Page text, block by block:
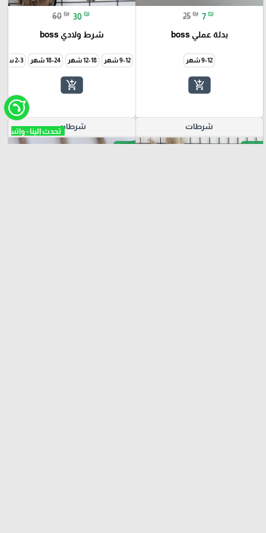
25 ₪ 7 ₪
بدلة عملي boss
9-12 شهر
add_shopping_cart
60 ₪ 30 ₪
شرط ولادي boss
9-12 شهر 12-18 شهر 18-24 شهر 2-3 سنة
add_shopping_cart
شرطات شرطات